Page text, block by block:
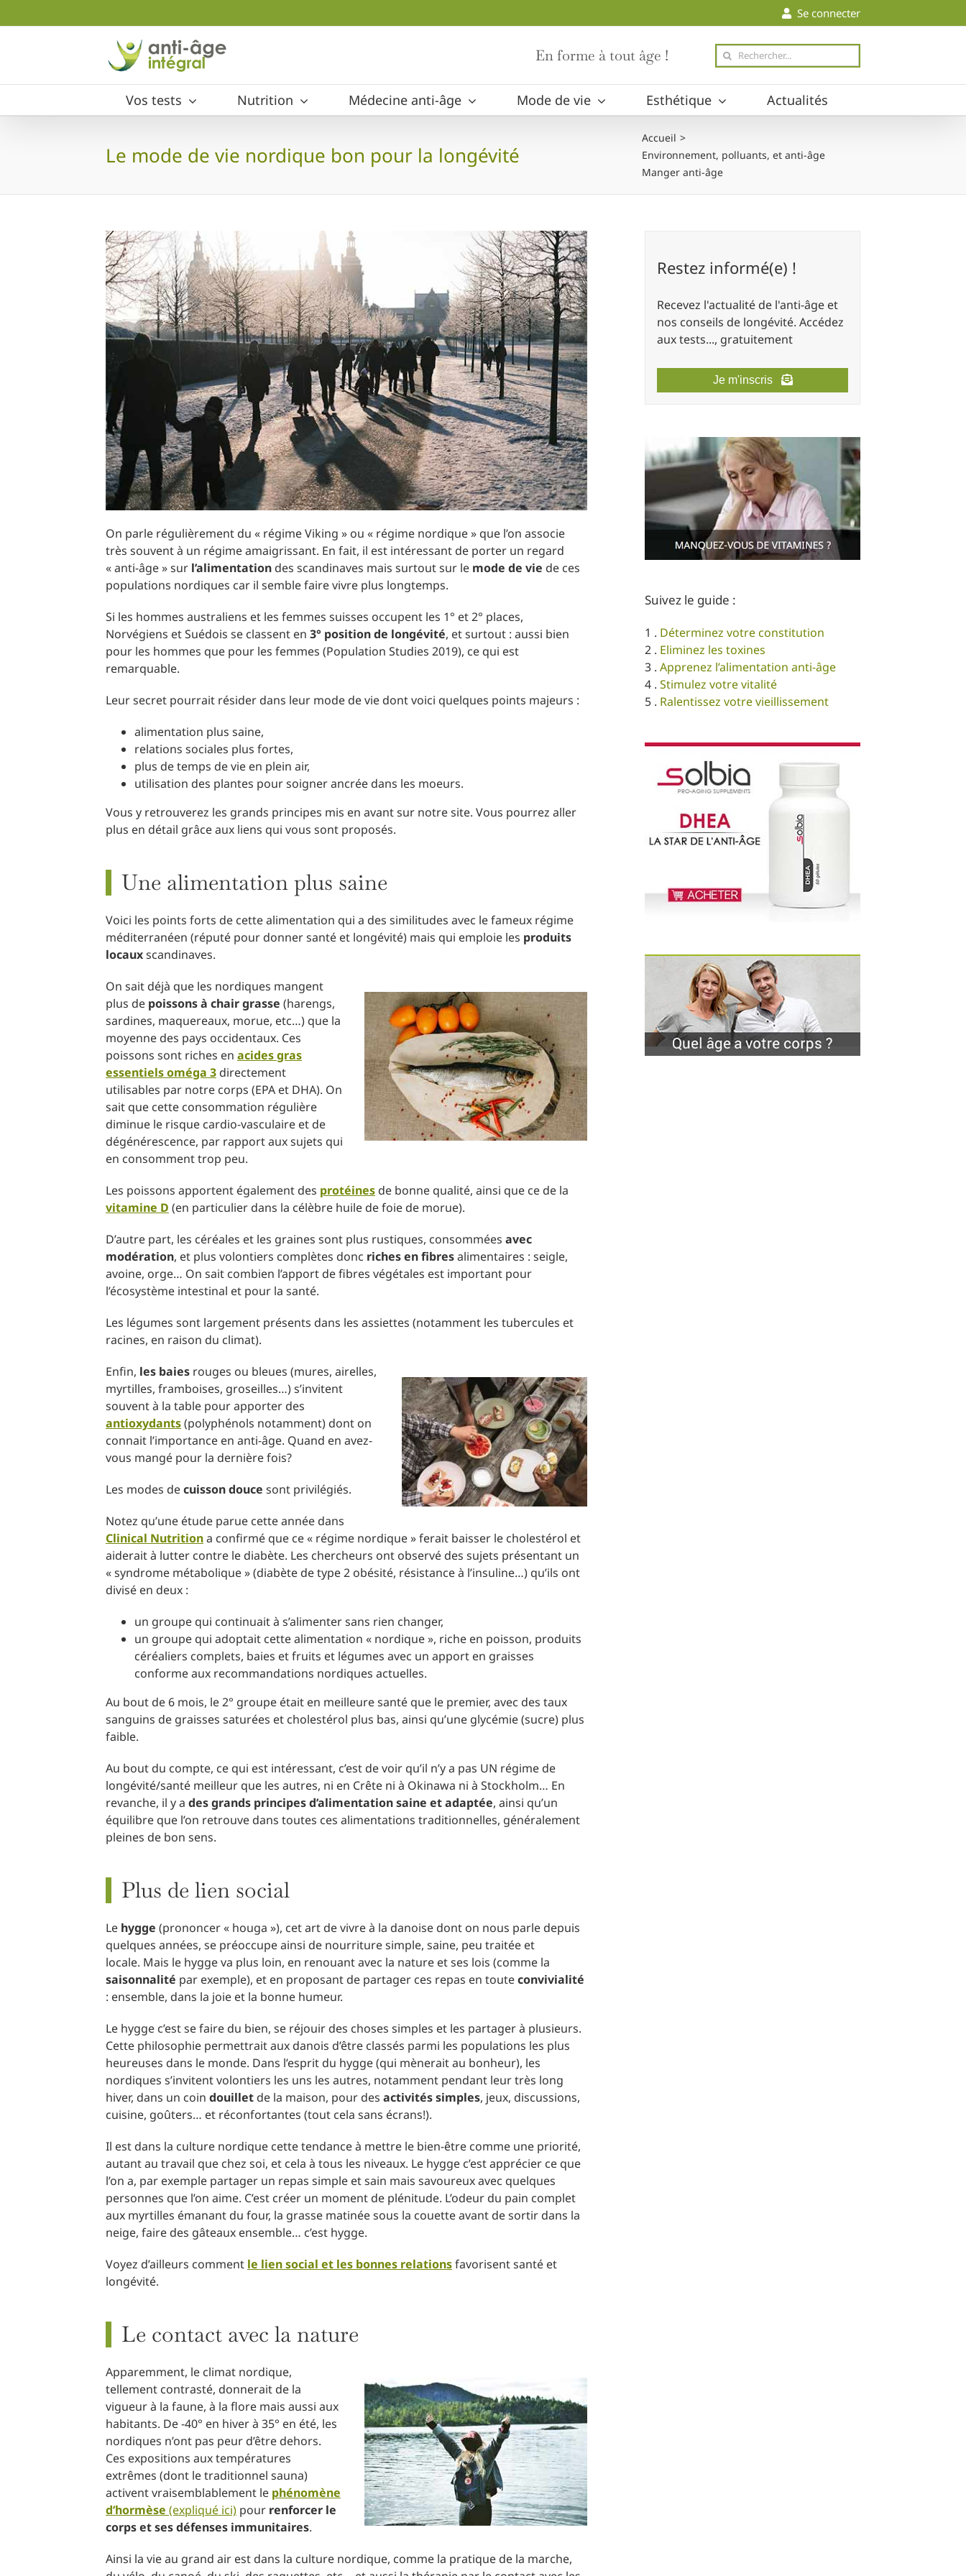
to
Se connecter
En forme à tout âge ! Rechercher
Vos tests Nutrition Médecine anti-âge Mode de vie Esthétique Actualités
Le mode de vie nordique bon pour la longévité
Accueil
Environnement, polluants, et anti-âge
Manger anti-âge
On parle régulièrement du « régime Viking » ou « régime nordique » que l’on associe
très souvent à un régime amaigrissant. En fait, il est intéressant de porter un regard
« anti-âge » sur l’alimentation des scandinaves mais surtout sur le mode de vie de ces
populations nordiques car il semble faire vivre plus longtemps.
Si les hommes australiens et les femmes suisses occupent les 1° et 2° places,
Norvégiens et Suédois se classent en 3° position de longévité, et surtout : aussi bien
pour les hommes que pour les femmes (Population Studies 2019), ce qui est
remarquable.
Leur secret pourrait résider dans leur mode de vie dont voici quelques points majeurs :
alimentation plus saine,
relations sociales plus fortes,
plus de temps de vie en plein air,
utilisation des plantes pour soigner ancrée dans les moeurs.
Vous y retrouverez les grands principes mis en avant sur notre site. Vous pourrez aller
plus en détail grâce aux liens qui vous sont proposés.
Une alimentation plus saine
Voici les points forts de cette alimentation qui a des similitudes avec le fameux régime
méditerranéen (réputé pour donner santé et longévité) mais qui emploie les produits
locauxscandinaves.
On sait déjà que les nordiques mangent
plus de poissons à chair grasse (harengs,
sardines, maquereaux, morue, etc…) que la
moyenne des pays occidentaux. Ces
poissons sont riches en acides gras
essentiels oméga 3 directement
utilisables par notre corps (EPA et DHA). On
sait que cette consommation régulière
diminue le risque cardio-vasculaire et de
dégénérescence, par rapport aux sujets qui
en consomment trop peu.
Les poissons apportent également des protéines de bonne qualité, ainsi que ce de la
vitamine D (en particulier dans la célèbre huile de foie de morue).
D’autre part, les céréales et les graines sont plus rustiques, consommées avec
modération, et plus volontiers complètes donc riches en fibresalimentaires : seigle,
avoine, orge… On sait combien l’apport de fibres végétales est important pour
l’écosystème intestinal et pour la santé.
Les légumes sont largement présents dans les assiettes (notamment les tubercules et
racines, en raison du climat).
Enfin, les baies rouges ou bleues (mures, airelles,
myrtilles, framboises, groseilles…) s’invitent
souvent à la table pour apporter des
antioxydants(polyphénols notamment) dont on
connait l’importance en anti-âge. Quand en avez-
vous mangé pour la dernière fois?
Les modes decuisson douce sont privilégiés.
Notez qu’une étude parue cette année dans
Clinical Nutritiona confirmé que ce « régime nordique » ferait baisser le cholestérol et
aiderait à lutter contre le diabète. Les chercheurs ont observé des sujets présentant un
« syndrome métabolique » (diabète de type 2 obésité, résistance à l’insuline…) qu’ils ont
divisé en deux :
un groupe qui continuait à s’alimenter sans rien changer,
un groupe qui adoptait cette alimentation « nordique », riche en poisson, produits
céréaliers complets, baies et fruits et légumes avec un apport en graisses
conforme aux recommandations nordiques actuelles.
Au bout de 6 mois, le 2° groupe était en meilleure santé que le premier, avec des taux
sanguins de graisses saturées et cholestérol plus bas, ainsi qu’une glycémie (sucre) plus
faible.
Au bout du compte, ce qui est intéressant, c’est de voir qu’il n’y a pas UN régime de
longévité/santé meilleur que les autres, ni en Crête ni à Okinawa ni à Stockholm… En
revanche, il y a des grands principes d’alimentation saine et adaptée, ainsi qu’un
équilibre que l’on retrouve dans toutes ces alimentations traditionnelles, généralement
pleines de bon sens.
Plus de lien social
Le hygge (prononcer « houga »), cet art de vivre à la danoise dont on nous parle depuis
quelques années, se préoccupe ainsi de nourriture simple, saine, peu traitée et
locale. Mais le hygge va plus loin, en renouant avec la nature et ses lois (comme la
saisonnalité par exemple), et en proposant de partager ces repas en touteconvivialité
: ensemble, dans la joie et la bonne humeur.
Le hygge c’est se faire du bien, se réjouir des choses simples et les partager à plusieurs.
Cette philosophie permettrait aux danois d’être classés parmi les populations les plus
heureuses dans le monde. Dans l’esprit du hygge (qui mènerait au bonheur), les
nordiques s’invitent volontiers les uns les autres, notamment pendant leur très long
hiver, dans un coin douillet de la maison, pour des activités simples, jeux, discussions,
cuisine, goûters… et réconfortantes (tout cela sans écrans!).
Il est dans la culture nordique cette tendance à mettre le bien-être comme une priorité,
autant au travail que chez soi, et cela à tous les niveaux. Le hygge c’est apprécier ce que
l’on a, par exemple partager un repas simple et sain mais savoureux avec quelques
personnes que l’on aime. C’est créer un moment de plénitude. L’odeur du pain complet
aux myrtilles émanant du four, la grasse matinée sous la couette avant de sortir dans la
neige, faire des gâteaux ensemble… c’est hygge.
Voyez d’ailleurs comment le lien social et les bonnes relationsfavorisent santé et
longévité.
Le contact avec la nature
Apparemment, le climat nordique,
tellement contrasté, donnerait de la
vigueur à la faune, à la flore mais aussi aux
habitants. De -40° en hiver à 35° en été, les
nordiques n’ont pas peur d’être dehors.
Ces expositions aux températures
extrêmes (dont le traditionnel sauna)
activent vraisemblablement le phénomène
d’hormèse (expliqué ici) pour renforcer le
corps et ses défenses immunitaires.
Ainsi la vie au grand air est dans la culture nordique, comme la pratique de la marche,
Restez informé(e) !
Recevez l'actualité de l'anti-âge et
nos conseils de longévité. Accédez
aux tests..., gratuitement
Je m'inscris
Suivez le guide :
1 . Déterminez votre constitution
2 . Eliminez les toxines
3 . Apprenez l’alimentation anti-âge
4 . Stimulez votre vitalité
5 . Ralentissez votre vieillissement